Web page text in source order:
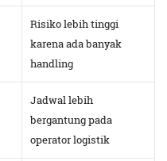
Risiko lebih tinggi
karena ada banyak
handling
Jadwal lebih
bergantung pada
operator logistik